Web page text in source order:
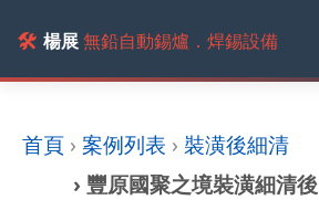
🛠️ 楊展無鉛自動錫爐．焊錫設備
首頁 › 案例列表 › 裝潢後細清
› 豐原國聚之境裝潢細清後